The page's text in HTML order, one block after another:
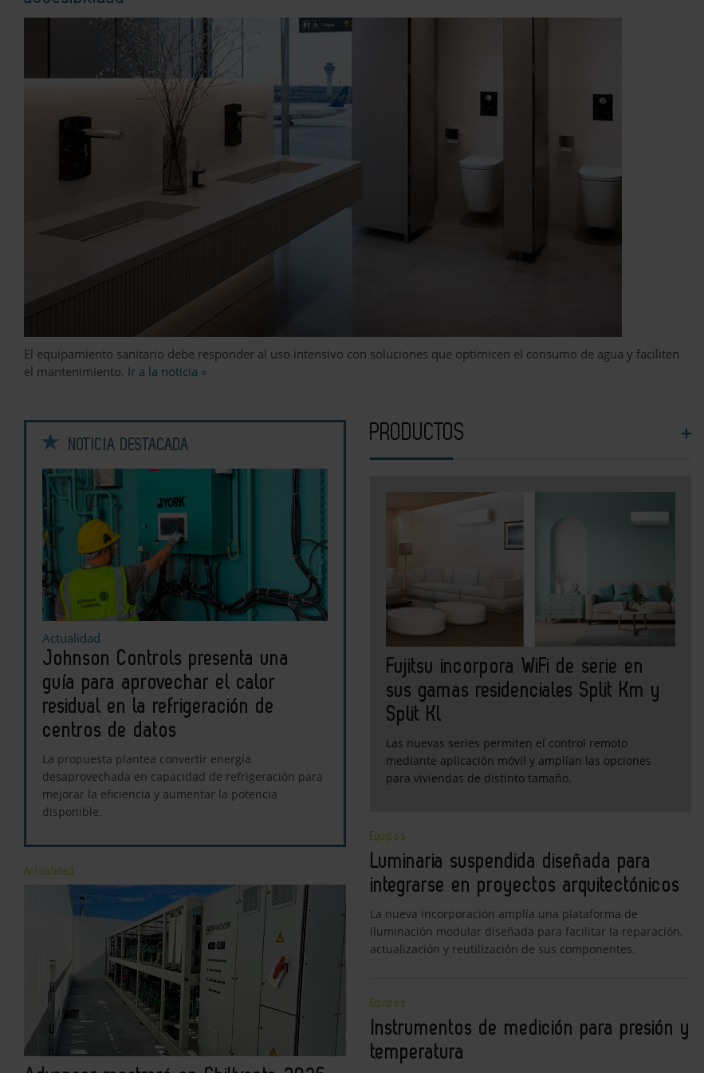
El equipamiento sanitario debe responder al uso intensivo con soluciones que optimicen el consumo de agua y faciliten
el mantenimiento. Ir a la noticia »
NOTICIA DESTACADA
Actualidad
Johnson Controls presenta una
guía para aprovechar el calor
residual en la refrigeración de
centros de datos
La propuesta plantea convertir energía
desaprovechada en capacidad de refrigeración para
mejorar la eficiencia y aumentar la potencia
disponible.
Actualidad
PRODUCTOS
Fujitsu incorpora WiFi de serie en
sus gamas residenciales Split Km y
Split Kl
Las nuevas series permiten el control remoto
mediante aplicación móvil y amplían las opciones
para viviendas de distinto tamaño.
Equipos
Luminaria suspendida diseñada para
integrarse en proyectos arquitectónicos
La nueva incorporación amplía una plataforma de
iluminación modular diseñada para facilitar la reparación,
actualización y reutilización de sus componentes.
Equipos
Instrumentos de medición para presión y
temperatura